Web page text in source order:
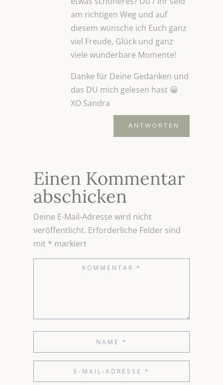
am richtigen Weg und auf
diesem wünsche ich Euch ganz
viel Freude, Glück und ganz
viele wunderbare Momente!
Danke für Deine Gedanken und
das DU mich gelesen hast 😀
XO Sandra
ANTWORTEN
Einen Kommentar
abschicken
Deine E-Mail-Adresse wird nicht
veröffentlicht. Erforderliche Felder sind
mit * markiert